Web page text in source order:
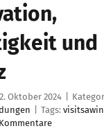
und
Oktober 2024
Tags: